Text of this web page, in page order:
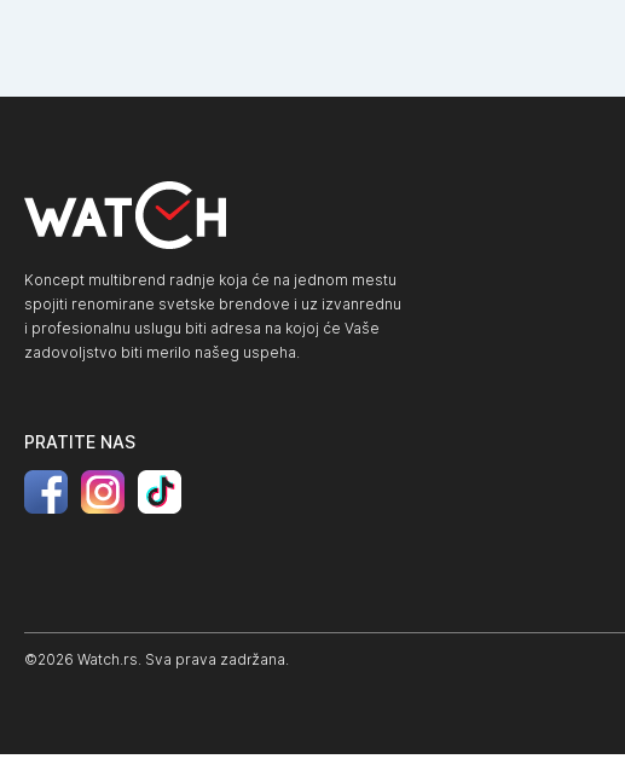
Koncept multibrend radnje koja će na jednom mestu
spojiti renomirane svetske brendove i uz izvanrednu
i profesionalnu uslugu biti adresa na kojoj će Vaše
zadovoljstvo biti merilo našeg uspeha.
PRATITE NAS
©2026 Watch.rs. Sva prava zadržana.